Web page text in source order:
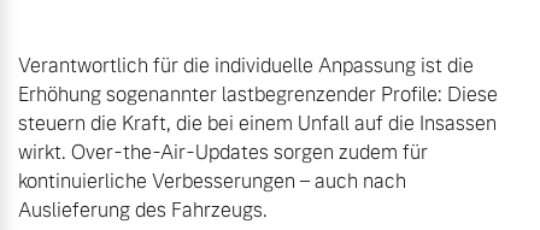
Verantwortlich für die individuelle Anpassung ist die
Erhöhung sogenannter lastbegrenzender Profile: Diese
steuern die Kraft, die bei einem Unfall auf die Insassen
wirkt. Over-the-Air-Updates sorgen zudem für
kontinuierliche Verbesserungen – auch nach
Auslieferung des Fahrzeugs.